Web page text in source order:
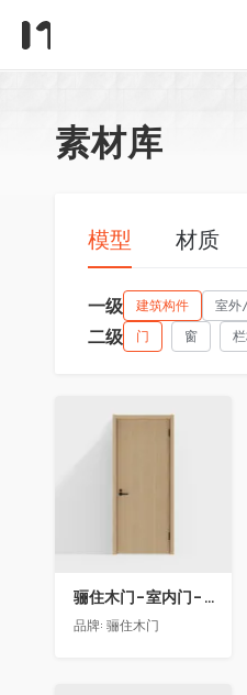
素材库
模型 材质
一级 建筑构件 室外
二级 门 窗
收藏
骊住木门-室内门-单开门-BFA-PP麦芽黄色
品牌: 骊住木门